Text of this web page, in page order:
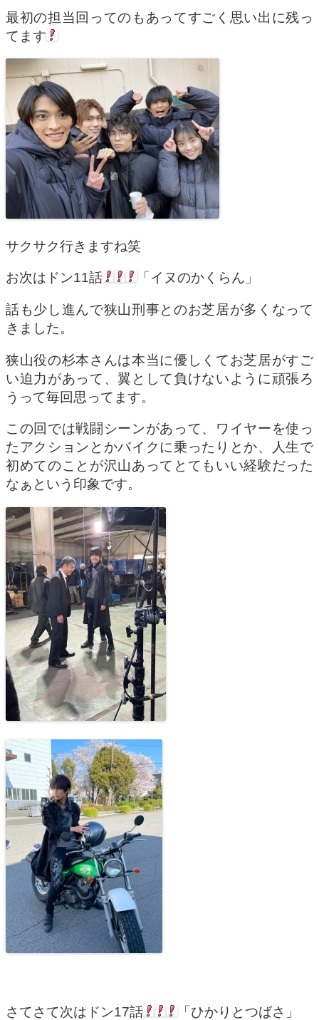
最初の担当回ってのもあってすごく思い出に残っ
てます
サクサク行きますね笑
お次はドン11話 「イヌのかくらん」
話も少し進んで狭山刑事とのお芝居が多くなって
きました。
狭山役の杉本さんは本当に優しくてお芝居がすご
い迫力があって、翼として負けないように頑張ろ
うって毎回思ってます。
この回では戦闘シーンがあって、ワイヤーを使っ
たアクションとかバイクに乗ったりとか、人生で
初めてのことが沢山あってとてもいい経験だった
なぁという印象です。
さてさて次はドン17話 「ひかりとつばさ」